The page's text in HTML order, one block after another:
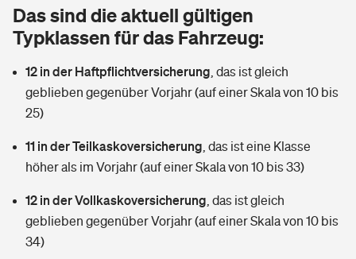
Tools
Wer versichert was: Jetzt Versicherer finden
Sie haben Fragen?
Glasversicherung
Mietkautionsversicherung
Restkreditversicherung
Tools
Kinderunfall­ver­si­che­rung
Kinderinvalidität
Hundehalter-Haftpflicht
Handyversicherung
Dread-Disease-Versicherung
Tierkrankenversicherung
Zur Übersicht
Tools
Wer versichert was: Jetzt Versicherer finden
Das sind die aktuell gültigen
Typklassen für das Fahrzeug:
12 in der Haftpflichtversicherung das ist gleich
geblieben gegenüber Vorjahr (auf einer Skala von 10 bis
25)
11 in der Teilkaskoversicherung das ist eine Klasse
höher als im Vorjahr (auf einer Skala von 10 bis 33)
12 in der Vollkaskoversicherung das ist gleich
geblieben gegenüber Vorjahr (auf einer Skala von 10 bis
34)